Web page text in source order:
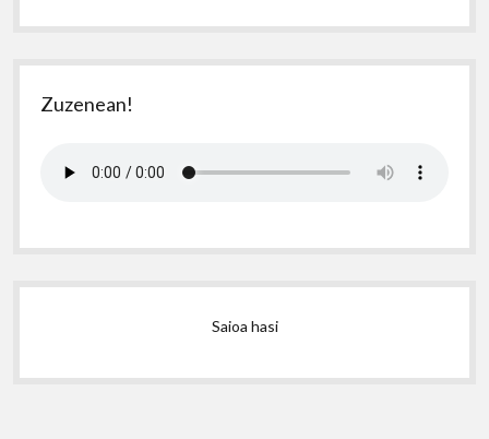
Zuzenean!
Saioa hasi